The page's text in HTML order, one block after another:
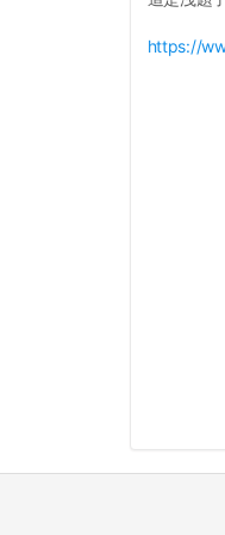
https://